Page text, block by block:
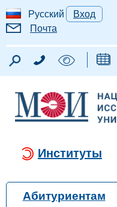
Русский
Вход
Почта
Институты
Абитуриентам